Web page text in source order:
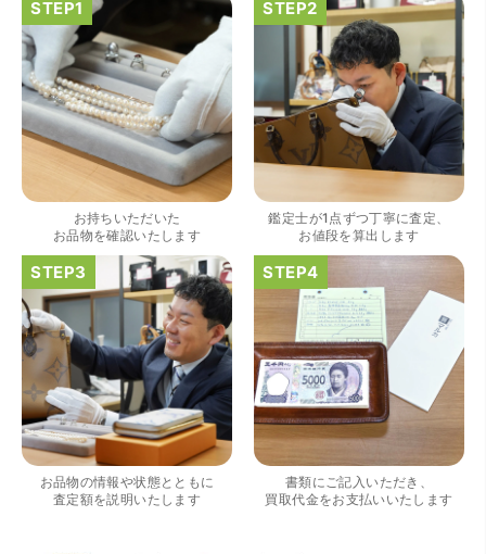
（大阪府大阪市）きれいにして頂いたうえで質入れ金額を
出していただいたのが初めてで感動しました。
（大阪府大阪市）すごく丁寧に対応して頂きました。 ホー
ムページの皆様の評価がとても良かったので、質屋自体初
めての利用でしたが、対応して頂きました担当の方もすご
く良かったです。 これから質屋をご利用される方は是非オ
ススメです。
お持ちいただいた
お品物を確認いたします
鑑定士が1点ずつ丁寧に査定、
お値段を算出します
お品物の情報や状態とともに
査定額を説明いたします
書類にご記入いただき、
買取代金をお支払いいたします